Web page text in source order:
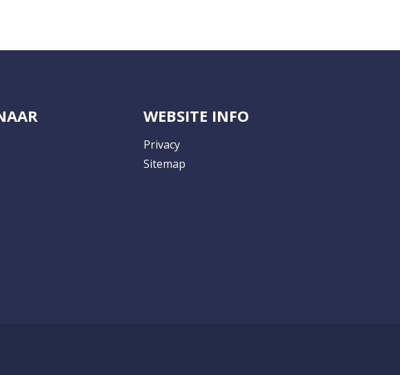
WEBSITE INFO
Privacy
Sitemap